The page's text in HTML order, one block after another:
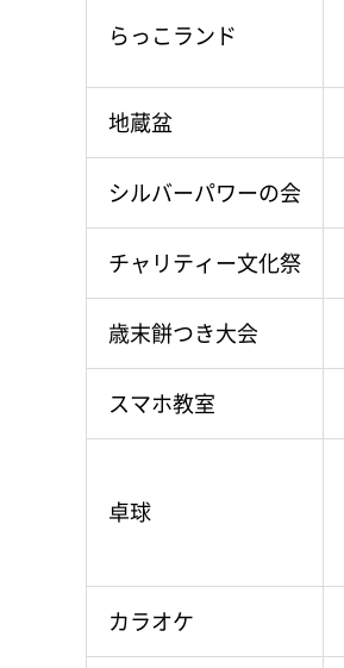
らっこランド
地蔵盆
シルバーパワーの会
チャリティー文化祭
歳末餅つき大会
スマホ教室
卓球
カラオケ